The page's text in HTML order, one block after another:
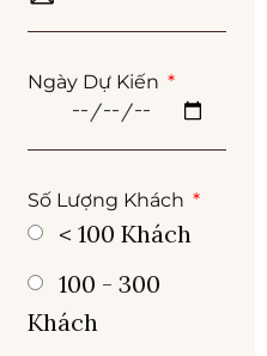
Ngày Dự Kiến
Số Lượng Khách
< 100 Khách
100 - 300
Khách